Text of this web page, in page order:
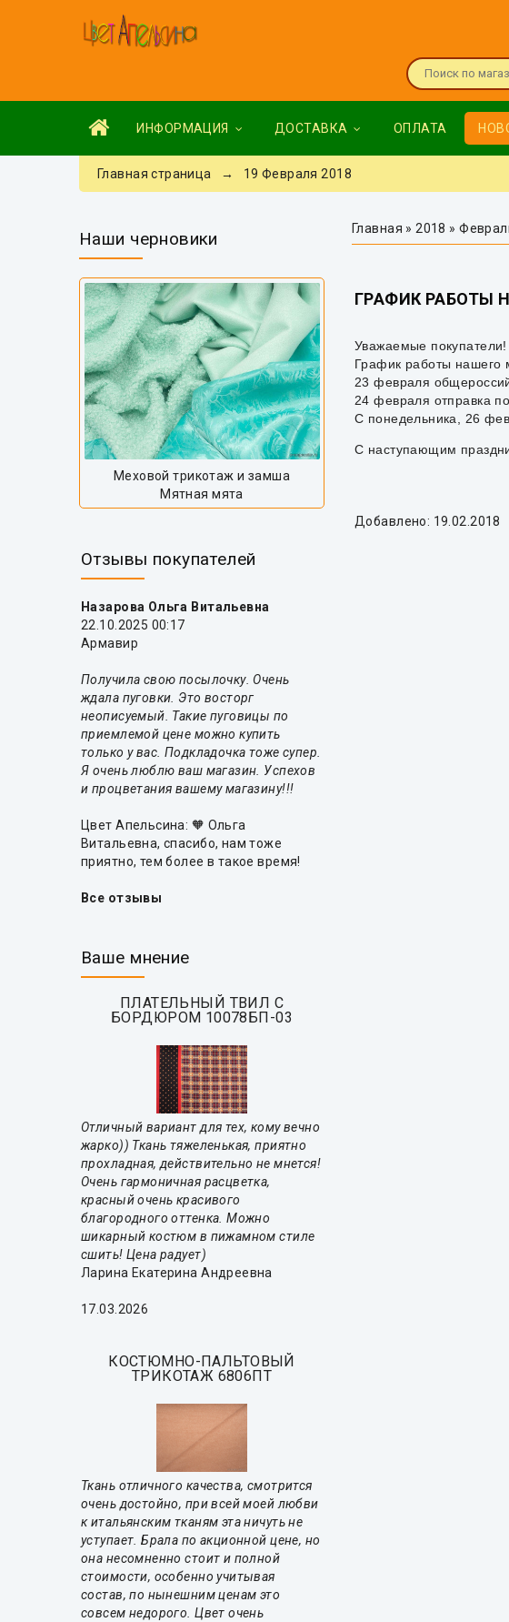
ИНФОРМАЦИЯ ДОСТАВКА ОПЛАТА
Главная страница → 19 Февраля 2018
Главная »2018 »
ГРАФИК РАБОТЫ
Уважаемые покупатели!
График работы нашего
23 февраля
24 февраля отправка
С понедельника, 26
С наступающим
Добавлено: 19.02.2018
Наши черновики
Меховой трикотаж и замша
Мятная мята
Отзывы покупателей
Назарова Ольга Витальевна
22.10.2025 00:17
Армавир
Получила свою посылочку. Очень
ждала пуговки. Это восторг
неописуемый. Такие пуговицы по
приемлемой цене можно купить
только у вас. Подкладочка тоже супер.
Я очень люблю ваш магазин. Успехов
и процветания вашему магазину!!!
Цвет Апельсина: 🧡 Ольга
Витальевна, спасибо, нам тоже
приятно, тем более в такое время!
Все отзывы
Ваше мнение
ПЛАТЕЛЬНЫЙ ТВИЛ С
БОРДЮРОМ 10078БП-03
Отличный вариант для тех, кому вечно
жарко)) Ткань тяжеленькая, приятно
прохладная, действительно не мнется!
Очень гармоничная расцветка,
красный очень красивого
благородного оттенка. Можно
шикарный костюм в пижамном стиле
сшить! Цена радует)
Ларина Екатерина Андреевна
17.03.2026
КОСТЮМНО-ПАЛЬТОВЫЙ
ТРИКОТАЖ 6806ПТ
Ткань отличного качества, смотрится
очень достойно, при всей моей любви
к итальянским тканям эта ничуть не
уступает. Брала по акционной цене, но
она несомненно стоит и полной
стоимости, особенно учитывая
состав, по нынешним ценам это
совсем недорого. Цвет очень